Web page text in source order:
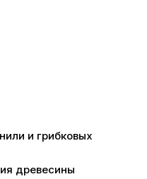
и грибковых
древесины